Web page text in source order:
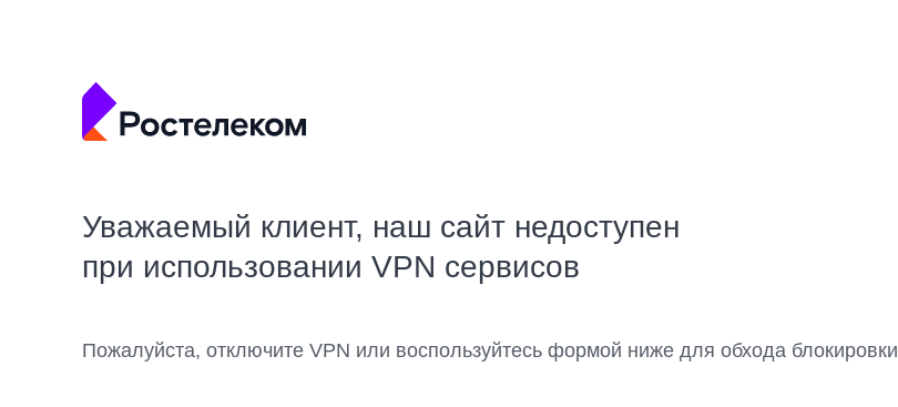
Уважаемый клиент, наш сайт недоступен
при использовании VPN сервисов
Пожалуйста, отключите VPN или воспользуйтесь формой ниже для обхода блокировки